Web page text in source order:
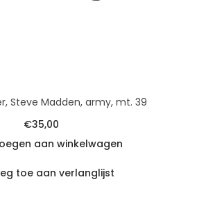
Steve Madden, army, mt. 39
€35,00
aan winkelwagen
toe aan verlanglijst